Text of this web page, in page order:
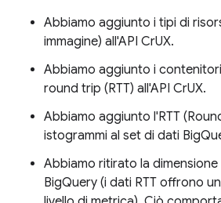
Abbiamo aggiunto i tipi di
immagine) all'API CrUX.
Abbiamo aggiunto i
round trip (RTT) all'API CrUX.
Abbiamo aggiunto l'RTT
istogrammi al set di dati
Abbiamo ritirato la dimensione
BigQuery (i dati RTT offrono